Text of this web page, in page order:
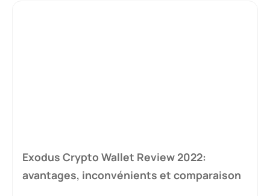
Exodus Crypto Wallet Review 2022:
avantages, inconvénients et comparaison